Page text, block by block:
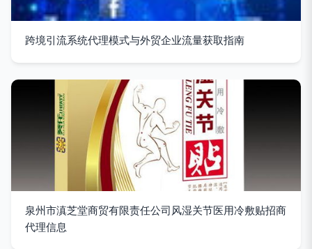
跨境引流系统代理模式与外贸企业流量获取指南
泉州市滇芝堂商贸有限责任公司风湿关节医用冷敷贴招商
代理信息